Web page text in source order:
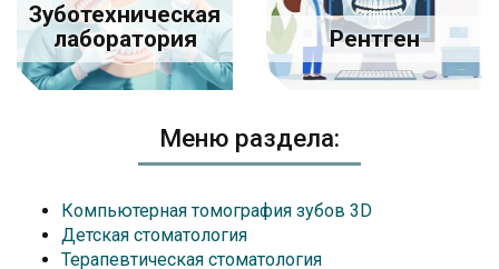
Зуботехническая
лаборатория
Рентген
Меню раздела:
Компьютерная томография зубов 3D
Детская стоматология
Терапевтическая стоматология